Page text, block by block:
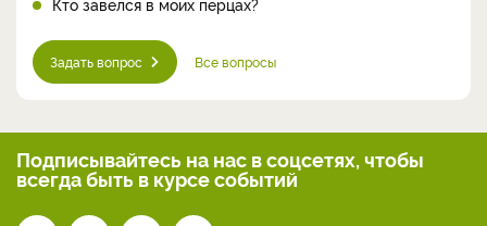
Задать вопрос Все вопросы
Подписывайтесь на нас в соцсетях, чтобы
всегдабыть в курсе событий